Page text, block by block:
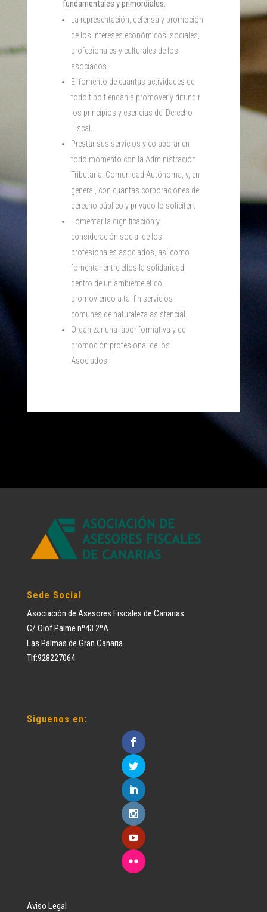
fundamentales y primordiales:
La representación, defensa y promoción
de los intereses económicos, sociales,
profesionales y culturales de los
asociados.
El fomento de cuantas actividades de
todo tipo tiendan a promover y difundir
los principios y esencias del Derecho
Fiscal.
Prestar sus servicios y colaborar en
todo momento con la Administración
Tributaria, Comunidad Autónoma, y, en
general, con cuantas corporaciones de
derecho público y privado lo soliciten.
Fomentar la dignificación y
consideración social de los
profesionales asociados, así como
fomentar entre ellos la solidaridad
dentro de un ambiente ético,
promoviendo a tal fin servicios
comunes de naturaleza asistencial.
Organizar una labor formativa y de
promoción profesional de los
Asociados.
Sede Social
Asociación de Asesores Fiscales de Canarias
C/ Olof Palme nº43 2ºA
Las Palmas de Gran Canaria
Tlf:928227064
Siguenos en:
Aviso Legal